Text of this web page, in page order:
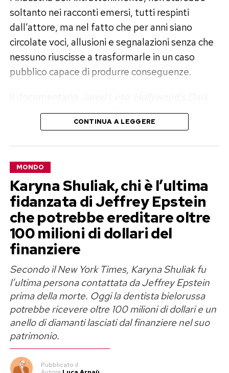
soltanto nei racconti emersi, tutti respinti
dall’attore, ma nel fatto che per anni siano
circolate voci, allusioni e segnalazioni senza che
nessuno riuscisse a trasformarle in un caso
pubblico capace di produrre conseguenze.
, diretto da Alice McShane, ha richiesto
circa diciotto mesi di lavoro. Dieci donne hanno
rilevanti. I fatti raccontati si collocherebbero tra
il 2002 e il 2016, quando alcune delle presunte
vittime erano adolescenti. La BBC afferma di
avere sottoposto le testimonianze a un lavoro di
verifica; le accuse, però, non risultano accertate
giudiziariamente e Jared Leto le ha negate in
Jared Leto e le accuse:
«Assolutamente false»
Dopo la trasmissione del documentario, il
premio Oscar ha diffuso una dichiarazione molto
netta: «Non ho mai aggredito sessualmente
CONTINUA A LEGGERE
MONDO
Karyna Shuliak, chi è l’ultima
fidanzata di Jeffrey Epstein
che potrebbe ereditare oltre
100 milioni di dollari del
finanziere
Secondo il New York Times, Karyna Shuliak fu
l’ultima persona contattata da Jeffrey Epstein
prima della morte. Oggi la dentista bielorussa
potrebbe ricevere oltre 100 milioni di dollari e un
anello di diamanti lasciati dal finanziere nel suo
patrimonio.
Pubblicato il